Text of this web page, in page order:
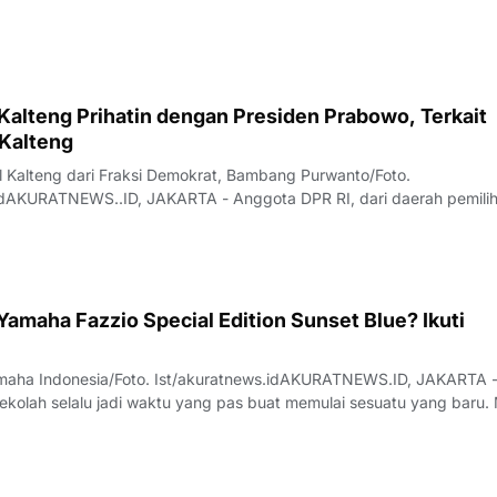
Prihatin dengan Presiden Prabowo, Terkait
Kalteng dari Fraksi Demokrat, Bambang Purwanto/Foto.
JAKARTA - Anggota DPR RI, dari daerah
Bambang Purwanto, mengaku kasihan dengan Presiden
Fazzio Special Edition Sunset Blue? Ikuti
Indonesia/Foto. Ist/akuratnews.idAKURATNEWS.ID, JAKARTA -
selalu jadi waktu yang pas buat memulai sesuatu yang baru.
outfit, sampai kendaraan yang dipakai buat beraktivitas